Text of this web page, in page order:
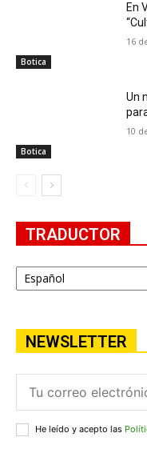
Botica
En
16
Botica
Un
10
TRADUCTOR
NEWSLETTER
He leído y acepto las